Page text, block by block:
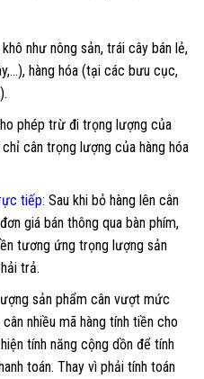
như nông sản, trái cây bán lẻ,
hàng hóa (tại các bưu cục,
phép trừ đi trọng lượng của
cân trọng lượng của hàng hóa
tiếp: Sau khi bỏ hàng lên cân
giá bán thông qua bàn phím,
tương ứng trọng lượng sản
trả.
sản phẩm cân vượt mức
nhiều mã hàng tính tiền cho
tính năng cộng dồn để tính
toán. Thay vì phải tính toán